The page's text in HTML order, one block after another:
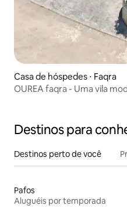
Casa de hóspedes ⋅ Faqra
OUREA faqra - Uma vila
Destinos para
Destinos perto de você
Pafos
Aluguéis por temporada